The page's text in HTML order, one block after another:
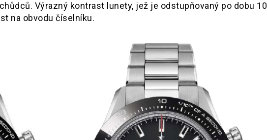
Výrazný kontrast lunety, jež je odstupňovaný po dobu 10
na obvodu číselníku.